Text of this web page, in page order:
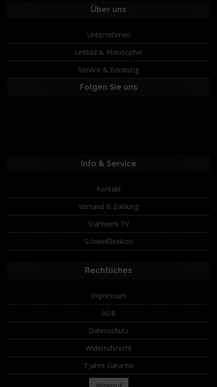
Über uns
Unternehmen
Leitbild & Philosophie
Service & Beratung
Folgen Sie uns
Info & Service
Kontakt
Versand & Zahlung
Stahlwerk TV
Schweißlexikon
Rechtliches
Impressum
AGB
Datenschutz
Widerrufsrecht
7 Jahre Garantie